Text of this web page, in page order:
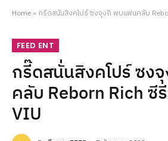
Home» กรี๊ดสนั่นสิงคโปร์ ซงจุงกิ พบแฟนคลับ
FEED ENT
กรี๊ดสนั่นสิงคโปร์ ซง
คลับ Reborn Rich ซี
VIU